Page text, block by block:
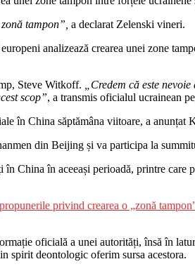
tampon”, a declarat Zelenski vineri.
analizează crearea unei zone
Steve Witkoff. „Credem că este
scop”, a transmis oficialul ucrainean
în China săptămâna viitoare, a anunțat
din Beijing și va participa la
China în aceeași perioadă, printre
privind crearea o „zonă
oficială a unei autorități, însă în
spirit deontologic oferim sursa acestora.